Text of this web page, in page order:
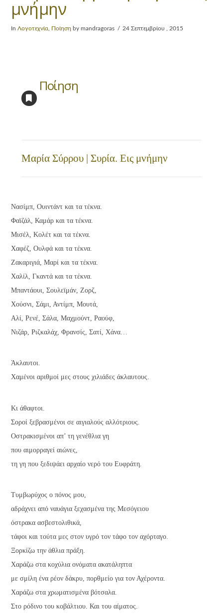
μνήμην
InΛογοτεχνία Ποίηση by mandragoras 24 Σεπτεμβρίου , 2015
Ποίηση
Μαρία Σύρρου | Συρία. Εις μνήμην
Νασίμπ, Ουιντάντ και τα τέκνα.
Φαϊζάλ, Καμάρ και τα τέκνα.
Μισέλ, Κολέτ και τα τέκνα.
Χαφέζ, Ουλφά και τα τέκνα.
Ζακαριγιά, Μαρί και τα τέκνα.
Χαλίλ, Γκαντά και τα τέκνα.
Μπαντάουι, Σουλεϊμάν, Ζορζ,
Χούσνι, Σάμι, Αντίμπ, Μουτά,
Αλί, Ρενέ, Σάλα, Μαχμούντ, Ραούφ,
Νιζάρ, Ριζκαλάχ, Φρανσίς, Σατί, Χάνα…
Άκλαυτοι.
Χαμένοι αριθμοί μες στους χιλιάδες άκλαυτους.
Κι άθαφτοι.
Σοροί ξεβρασμένοι σε αιγιαλούς αλλότριους.
Οστρακισμένοι απ’ τη γενέθλια γη
που αιμορραγεί αιώνες,
τη γη που ξεδιψάει αρχαίο νερό του Ευφράτη.
Τυμβωρύχος ο πόνος μου,
αδράχνει από ναυάγια ξεχασμένα της Μεσόγειου
όστρακα ασβεστολιθικά,
τάφοι και τούτα μες στον υγρό τον τάφο τον αχόρταγο.
Ξορκίζω την άθλια πράξη.
Χαράζω στα κοχύλια ονόματα ακατάληπτα
με σμίλη ένα ρέον δάκρυ, πορθμείο για τον Αχέροντα.
Χαράζω στα χρωματισμένα βότσαλα.
Στο ρόδινο του κοβάλτιου. Και του αίματος.